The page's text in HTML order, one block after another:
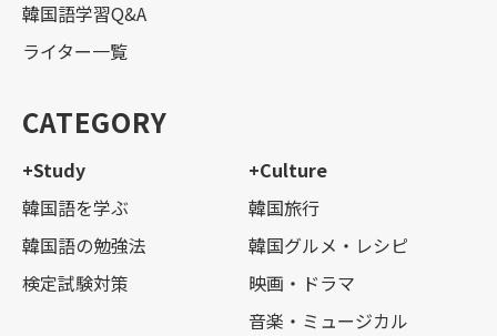
韓国語学習Q&A
ライター一覧
CATEGORY
+Study
韓国語を学ぶ
韓国語の勉強法
検定試験対策
+Culture
韓国旅行
韓国グルメ・レシピ
映画・ドラマ
音楽・ミュージカル